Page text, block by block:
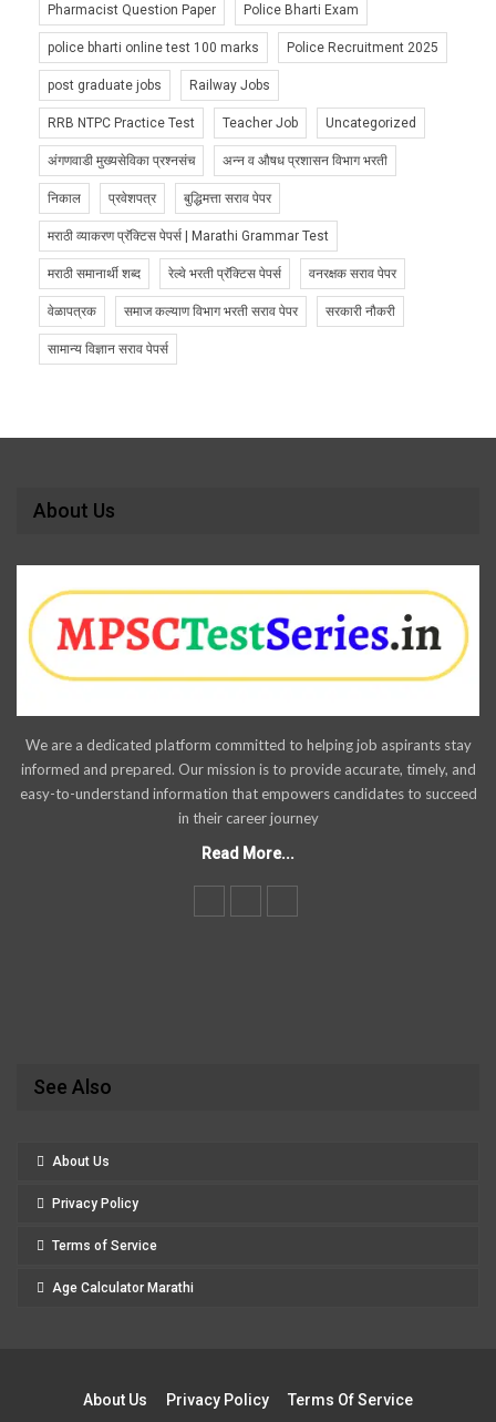
Pharmacist Question Paper Police Bharti Exam
police bharti online test 100 marks Police Recruitment 2025
post graduate jobs Railway Jobs
RRB NTPC Practice Test Teacher Job Uncategorized
अंगणवाडी मुख्यसेविका प्रश्नसंच अन्न व औषध प्रशासन विभाग भरती
निकाल प्रवेशपत्र बुद्धिमत्ता सराव पेपर
मराठी व्याकरण प्रॅक्टिस पेपर्स | Marathi Grammar Test
मराठी समानार्थी शब्द रेल्वे भरती प्रॅक्टिस पेपर्स वनरक्षक सराव पेपर
वेळापत्रक समाज कल्याण विभाग भरती सराव पेपर सरकारी नौकरी
सामान्य विज्ञान सराव पेपर्स
About Us
We are a dedicated platform committed to helping job aspirants stay
informed and prepared. Our mission is to provide accurate, timely, and
easy-to-understand information that empowers candidates to succeed
in their career journey
Read More...
See Also
About Us
Privacy Policy
Terms of Service
Age Calculator Marathi
About Us Privacy Policy Terms Of Service